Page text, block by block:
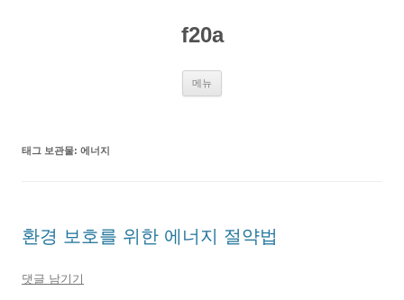
f20a
메뉴
태그 보관물: 에너지
환경 보호를 위한 에너지 절약법
댓글 남기기